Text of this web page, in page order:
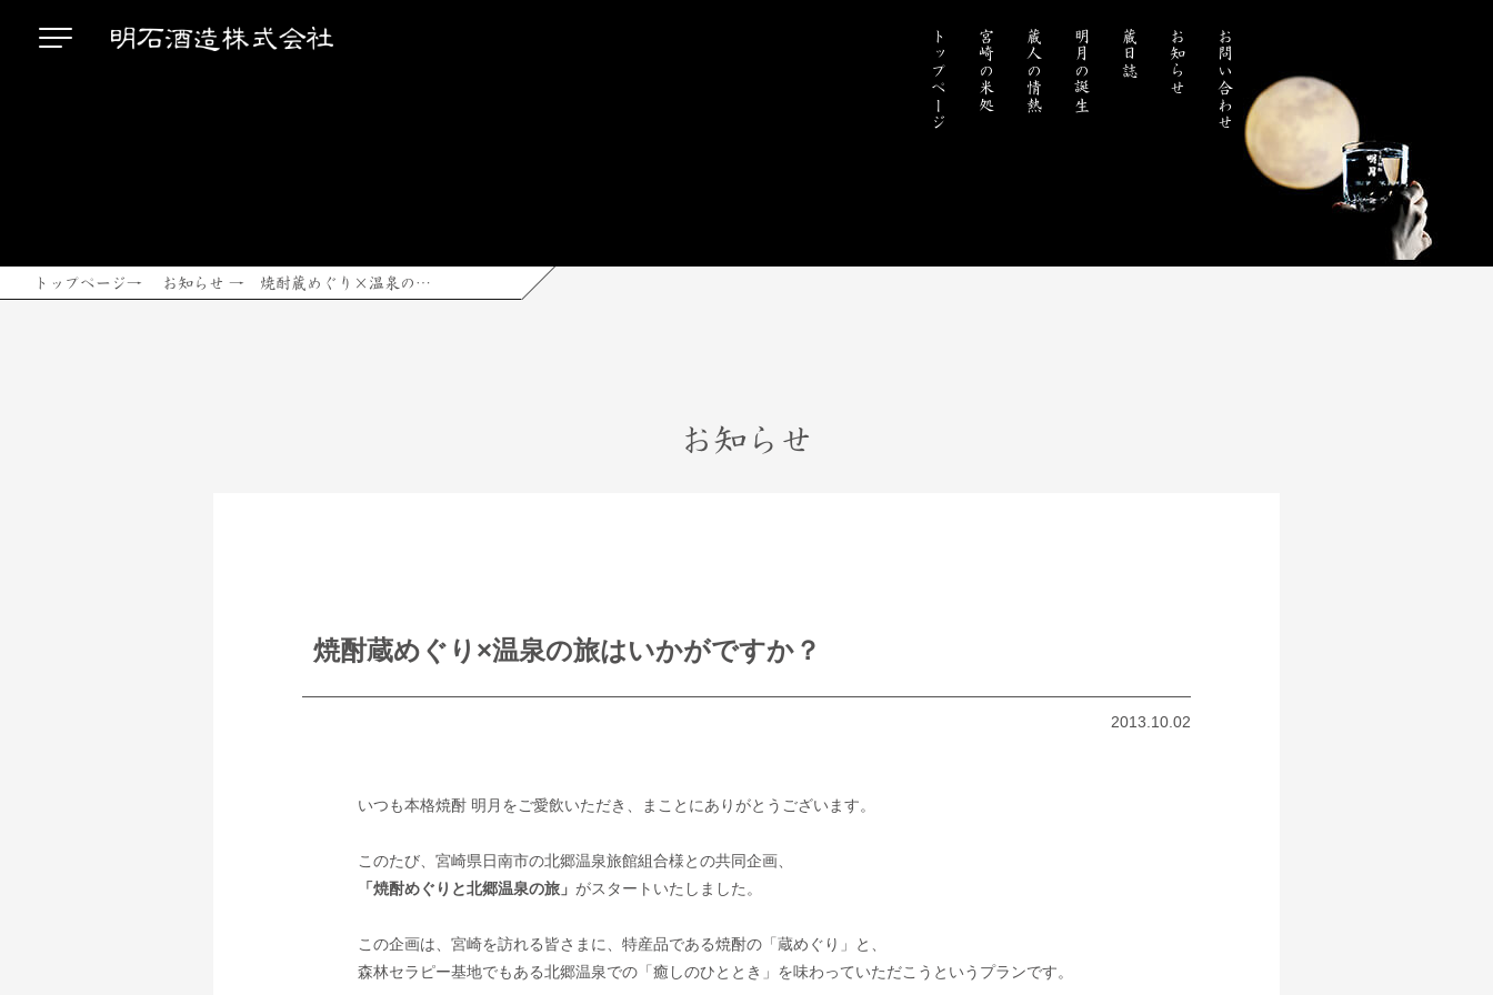
トップページ 宮崎の米処 蔵人の情熱 明月の誕生 蔵日誌 お知らせ お問い合わせ
トップページ→ お知らせ → 焼酎蔵めぐり×温泉の…
お知らせ
焼酎蔵めぐり×温泉の旅はいかがですか？
2013.10.02
いつも本格焼酎 明月をご愛飲いただき、まことにありがとうございます。
このたび、宮崎県日南市の北郷温泉旅館組合様との共同企画、
「焼酎めぐりと北郷温泉の旅」 がスタートいたしました。
この企画は、宮崎を訪れる皆さまに、特産品である焼酎の「蔵めぐり」と、
森林セラピー基地でもある北郷温泉での「癒しのひととき」を味わっていただこうというプランです。